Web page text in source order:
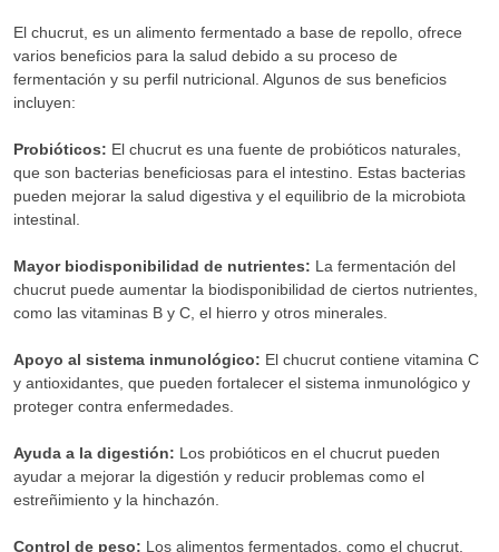
El chucrut, es un alimento fermentado a base de repollo, ofrece
varios beneficios para la salud debido a su proceso de
fermentación y su perfil nutricional. Algunos de sus beneficios
incluyen:
Probióticos: El chucrut es una fuente de probióticos naturales,
que son bacterias beneficiosas para el intestino. Estas bacterias
pueden mejorar la salud digestiva y el equilibrio de la microbiota
intestinal.
Mayor biodisponibilidad de nutrientes: La fermentación del
chucrut puede aumentar la biodisponibilidad de ciertos nutrientes,
como las vitaminas B y C, el hierro y otros minerales.
Apoyo al sistema inmunológico: El chucrut contiene vitamina C
y antioxidantes, que pueden fortalecer el sistema inmunológico y
proteger contra enfermedades.
Ayuda a la digestión: Los probióticos en el chucrut pueden
ayudar a mejorar la digestión y reducir problemas como el
estreñimiento y la hinchazón.
Control de peso: Los alimentos fermentados, como el chucrut,